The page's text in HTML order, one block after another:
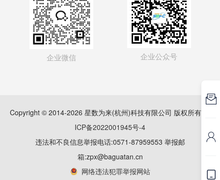
企业微信 企业公众号
Copyright © 2014-2026 星数为来(杭州)科技有限公司 版权所有
ICP备2022001945号-4
违法和不良信息举报电话:0571-87959553 举报邮
箱:zpx@baguatan.cn
网络违法犯罪举报网站


